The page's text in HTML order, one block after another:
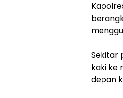
Sekitar
kaki ke
depan